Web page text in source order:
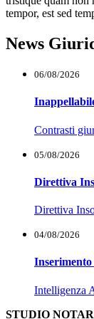
tempor, est sed
News
06/08/2026
Contrasti
05/08/2026
Direttiva
Direttiva
04/08/2026
Intelligenza
STUDIO